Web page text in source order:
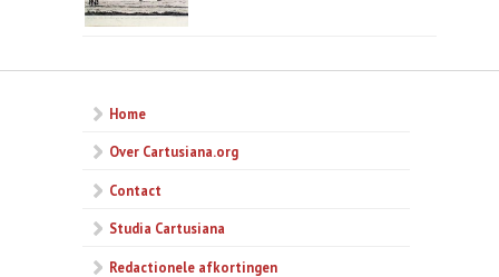
Home
Over Cartusiana.org
Contact
Studia Cartusiana
Redactionele afkortingen